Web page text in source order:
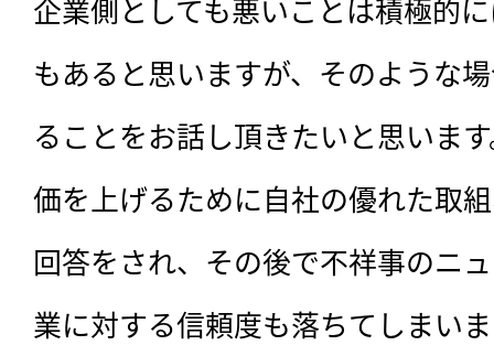
企業側としても悪いことは積極的
もあると思いますが、そのような
ることをお話し頂きたいと思いま
価を上げるために自社の優れた取
回答をされ、その後で不祥事のニ
業に対する信頼度も落ちてしまい